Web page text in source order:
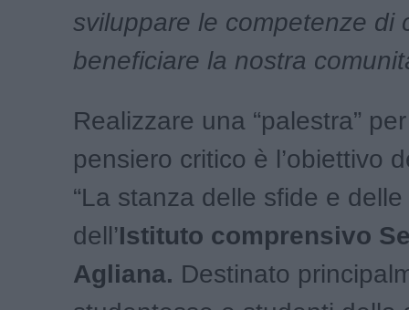
sviluppare le competenze di
beneficiare la nostra
Realizzare una “palestra”
pensiero critico è l’obiettivo
“La stanza delle sfide e delle
dell’Istituto comprensivo
Agliana. Destinato